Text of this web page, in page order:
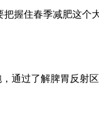
握住春季减肥这个
通过了解脾胃反射